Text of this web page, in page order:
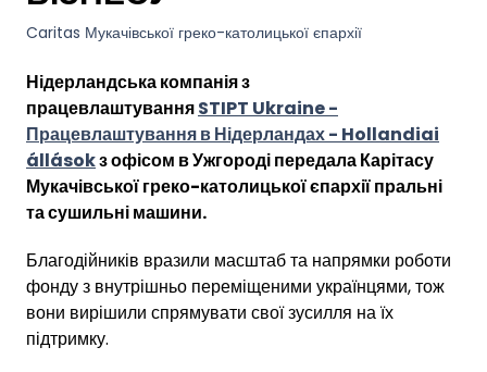
Caritas Мукачівської греко-католицької єпархії
Нідерландська компанія з
працевлаштуванняSTIPT Ukraine -
Працевлаштування в Нідерландах - Hollandiai
állásokз офісом в Ужгороді передала Карітасу
Мукачівської греко-католицької єпархії пральні
та сушильні машини.
Благодійників вразили масштаб та напрямки роботи
фонду з внутрішньо переміщеними українцями, тож
вони вирішили спрямувати свої зусилля на їх
підтримку.